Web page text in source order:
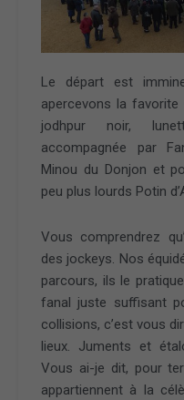
Le départ est
apercevons la favorite
jodhpur noir,
accompagnée par
Minou du Donjon et
peu plus lourds Potin
Vous comprendrez
des jockeys. Nos
parcours, ils le
fanal juste suffisant
collisions, c’est vous
lieux. Juments et
Vous ai-je dit, pour
appartiennent à la